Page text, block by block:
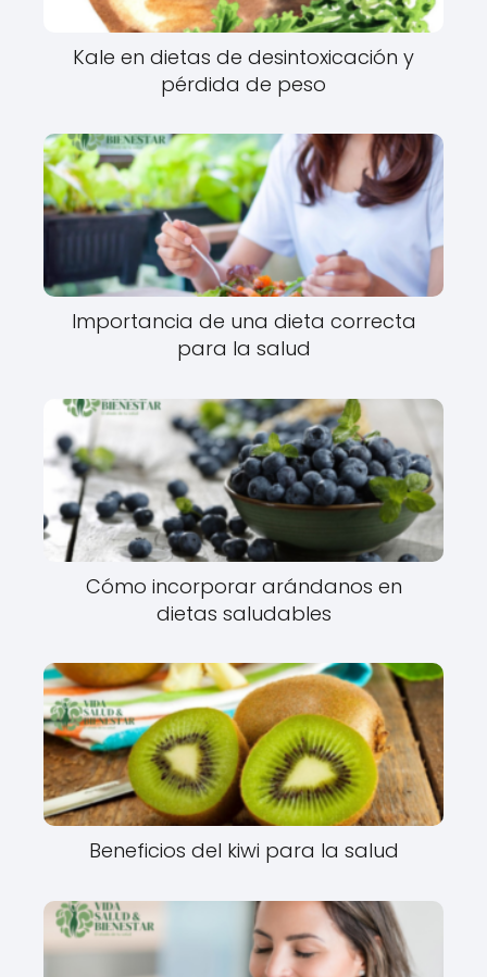
Kale en dietas de desintoxicación y
pérdida de peso
Importancia de una dieta correcta
para la salud
Cómo incorporar arándanos en
dietas saludables
Beneficios del kiwi para la salud